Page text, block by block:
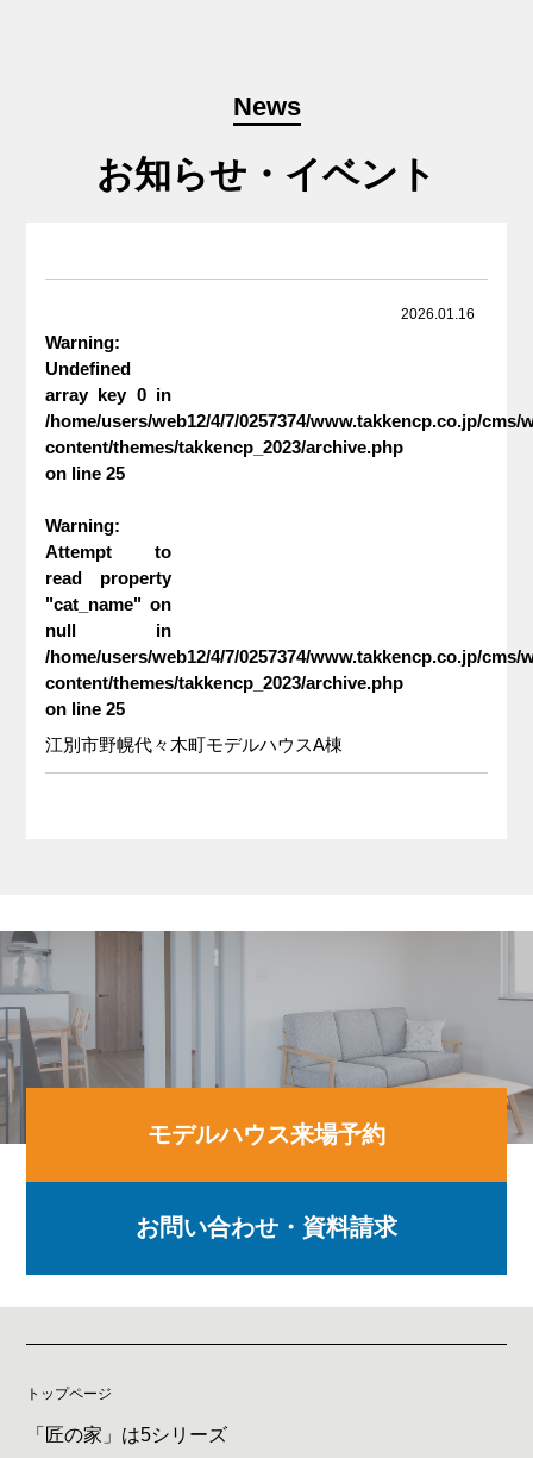
News
お知らせ・イベント
Warning:
Undefined
array key 0 in
/home/users/web12/4/7/0257374/www.takkencp.co.jp/cms/
content/themes/takkencp_2023/archive.php
on line25
Warning:
Attempt to
read property
"cat_name" on
null in
/home/users/web12/4/7/0257374/www.takkencp.co.jp/cms/
content/themes/takkencp_2023/archive.php
on line25
2026.01.16
江別市野幌代々木町モデルハウスA棟
モデルハウス来場予約
お問い合わせ・資料請求
トップページ
「匠の家」は5シリーズ